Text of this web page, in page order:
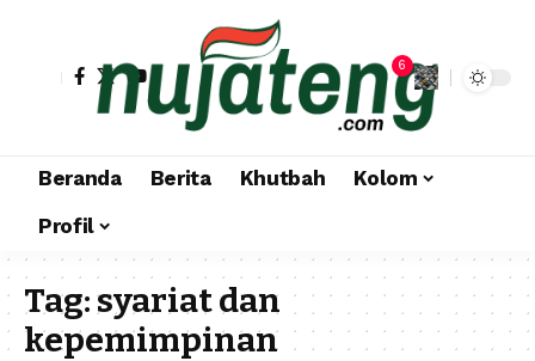
6
Beranda Berita Khutbah
Kolom
Profil
Tag:syariat dan
kepemimpinan